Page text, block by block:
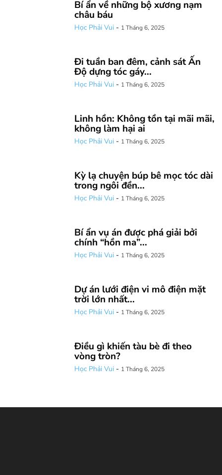
Bí ẩn về những bộ xương nạm
châu báu
Học Phải Vui - 1 Tháng 6, 2025
Đi tuần ban đêm, cảnh sát Ấn
Độ dựng tóc gáy...
Học Phải Vui - 1 Tháng 6, 2025
Linh hồn: Không tồn tại mãi mãi,
không làm hại ai
Học Phải Vui - 1 Tháng 6, 2025
Kỳ lạ chuyện búp bê mọc tóc dài
trong ngôi đền...
Học Phải Vui - 1 Tháng 6, 2025
Bí ẩn vụ án được phá giải bởi
chính “hồn ma”...
Học Phải Vui - 1 Tháng 6, 2025
Dự án lưới điện vi mô điện mặt
trời lớn nhất...
Học Phải Vui - 1 Tháng 6, 2025
Điều gì khiến tàu bè đi theo
vòng tròn?
Học Phải Vui - 1 Tháng 6, 2025